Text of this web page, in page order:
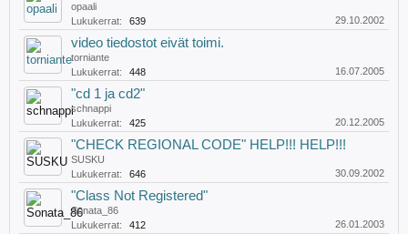
opaali
Lukukerrat:
639 29.10.2002
video tiedostot eivät toimi.
torniante
Lukukerrat:
448 16.07.2005
"cd 1 ja cd2"
schnappi
Lukukerrat:
425 20.12.2005
"CHECK REGIONAL CODE" HELP!!! HELP!!!
SUSKU
Lukukerrat:
646 30.09.2002
"Class Not Registered"
Sonata_86
Lukukerrat:
412 26.01.2003